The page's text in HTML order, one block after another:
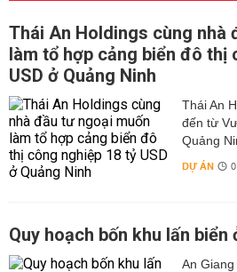
Thái An Holdings cùng nhà
làm tổ hợp cảng biển đô thị
USD ở Quảng Ninh
Thái An
đến từ
Quảng
DỰ ÁN
Quy hoạch bốn khu lấn biển
An